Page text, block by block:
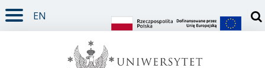
TREŚĆ STRONY
MENU GŁÓWNE
WYSZUKIWARKA
SOCIAL MEDIA
STOPKA STRONY
EN